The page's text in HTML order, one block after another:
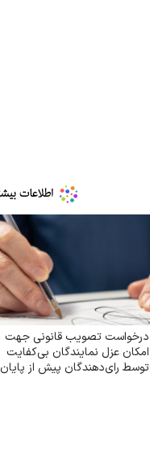
درخواست تصویب قانونی جهت
امکان عزل نمایندگان بی‌کفایت
توسط رای‌دهندگان پیش از پایان